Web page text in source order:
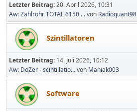
Letzter Beitrag:20. April 2026, 10:31
Aw: Zählrohr TOTAL 6150 ...von Radioquant98
Szintillatoren
Letzter Beitrag: 14. Juli 2026, 10:12
Aw: DoZer - scintillatio...von Maniak003
Software